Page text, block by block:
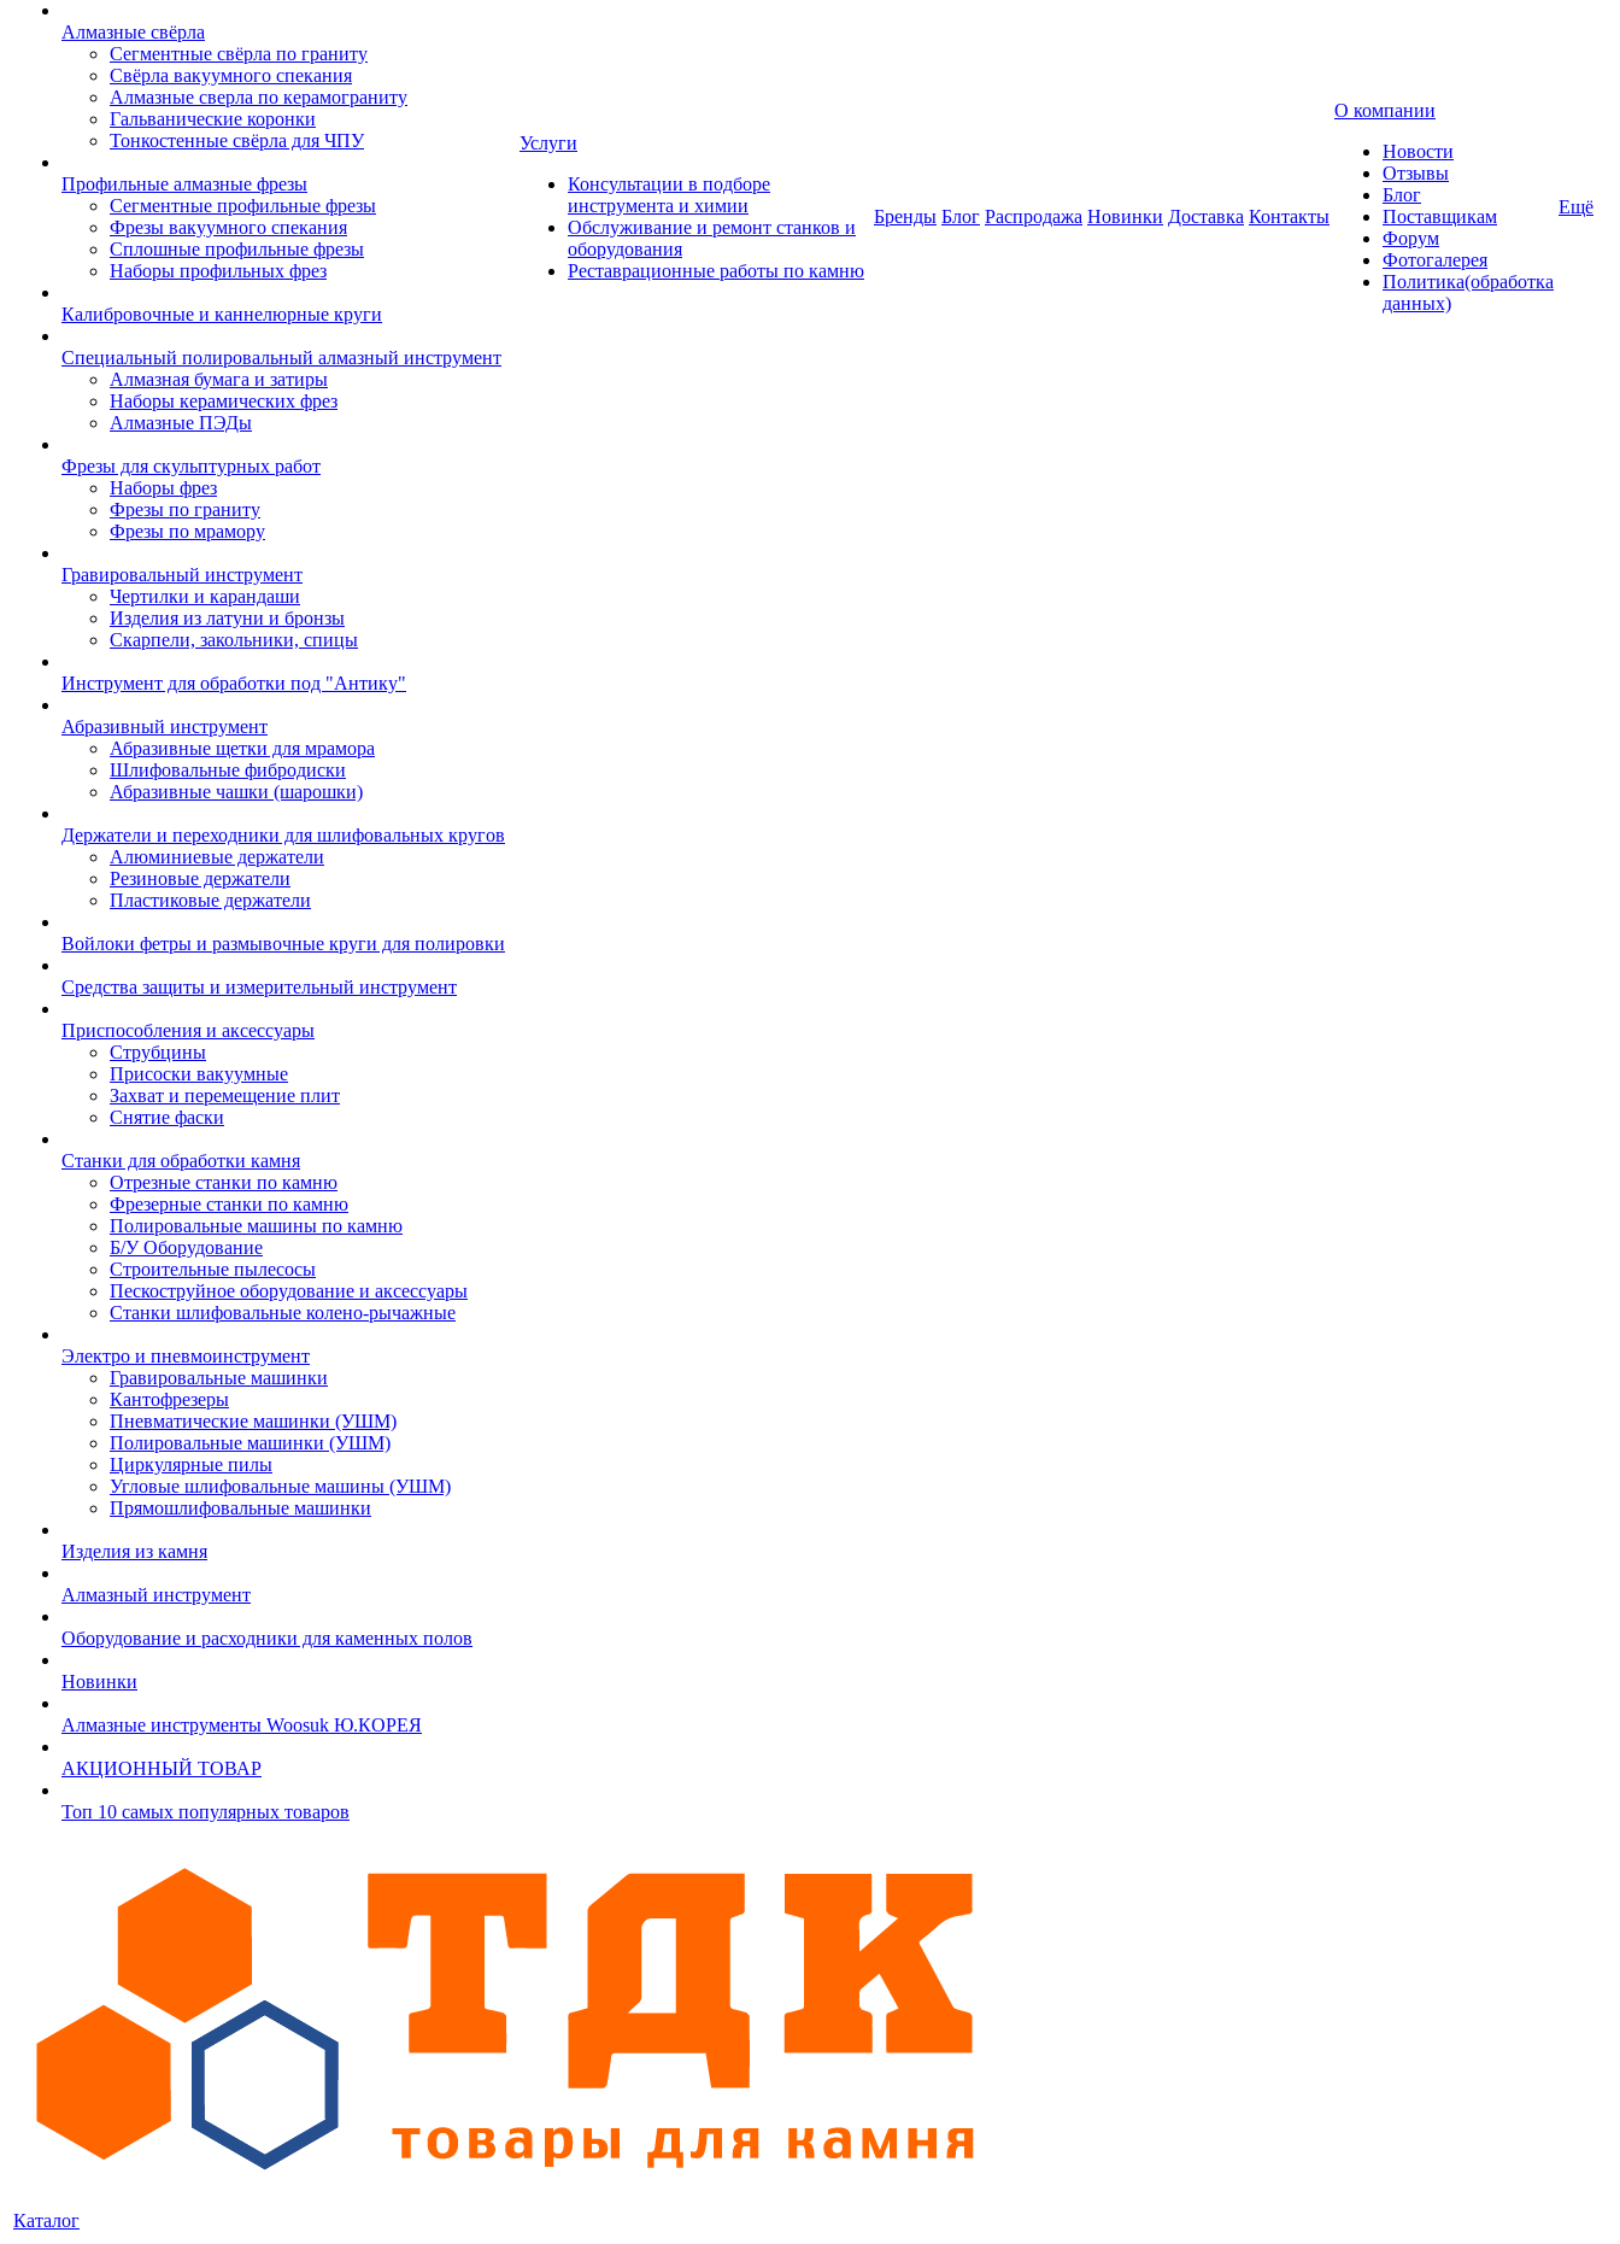
Алмазные свёрла
Сегментные свёрла по граниту
Свёрла вакуумного спекания
Алмазные сверла по керамограниту
Гальванические коронки
Тонкостенные свёрла для ЧПУ
Профильные алмазные фрезы
Сегментные профильные фрезы
Фрезы вакуумного спекания
Сплошные профильные фрезы
Наборы профильных фрез
Калибровочные и каннелюрные круги
Специальный полировальный алмазный инструмент
Алмазная бумага и затиры
Наборы керамических фрез
Алмазные ПЭДы
Фрезы для скульптурных работ
Наборы фрез
Фрезы по граниту
Фрезы по мрамору
Гравировальный инструмент
Чертилки и карандаши
Изделия из латуни и бронзы
Скарпели, закольники, спицы
Инструмент для обработки под "Антику"
Абразивный инструмент
Абразивные щетки для мрамора
Шлифовальные фибродиски
Абразивные чашки (шарошки)
Держатели и переходники для шлифовальных кругов
Алюминиевые держатели
Резиновые держатели
Пластиковые держатели
Войлоки фетры и размывочные круги для полировки
Средства защиты и измерительный инструмент
Приспособления и аксессуары
Струбцины
Присоски вакуумные
Захват и перемещение плит
Снятие фаски
Станки для обработки камня
Отрезные станки по камню
Фрезерные станки по камню
Полировальные машины по камню
Б/У Оборудование
Строительные пылесосы
Пескоструйное оборудование и аксессуары
Станки шлифовальные колено-рычажные
Электро и пневмоинструмент
Гравировальные машинки
Кантофрезеры
Пневматические машинки (УШМ)
Полировальные машинки (УШМ)
Циркулярные пилы
Угловые шлифовальные машины (УШМ)
Прямошлифовальные машинки
Изделия из камня
Алмазный инструмент
Оборудование и расходники для каменных полов
Новинки
Алмазные инструменты Woosuk Ю.КОРЕЯ
АКЦИОННЫЙ ТОВАР
Топ 10 самых популярных товаров
Услуги
Консультации в подборе
инструмента и химии
Обслуживание и ремонт станков и
оборудования
Реставрационные работы по камню
Бренды Блог Распродажа Новинки Доставка Контакты
О компании
Новости
Отзывы
Блог
Поставщикам
Форум
Фотогалерея
Политика(обработка
данных)
Ещё
Каталог